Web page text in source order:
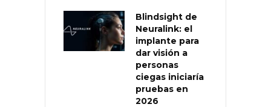
Blindsight de
Neuralink: el
implante para
dar visión a
personas
ciegas iniciaría
pruebas en
2026